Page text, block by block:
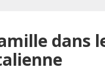
dans